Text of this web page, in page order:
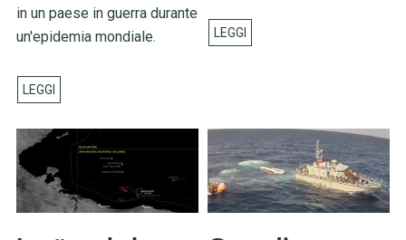
in un paese in guerra durante
un'epidemia mondiale.